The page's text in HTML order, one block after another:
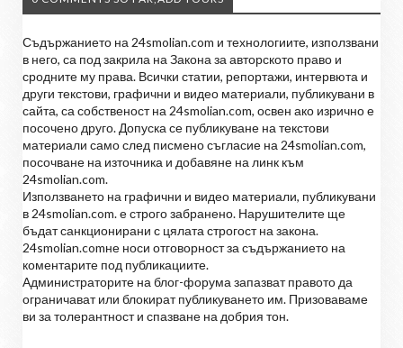
Съдържанието на 24smolian.com и технологиите, използвани
в него, са под закрила на Закона за авторското право и
сродните му права. Всички статии, репортажи, интервюта и
други текстови, графични и видео материали, публикувани в
сайта, са собственост на 24smolian.com, освен ако изрично е
посочено друго. Допуска се публикуване на текстови
материали само след писмено съгласие на 24smolian.com,
посочване на източника и добавяне на линк към
24smolian.com.
Използването на графични и видео материали, публикувани
в 24smolian.com. е строго забранено. Нарушителите ще
бъдат санкционирани с цялата строгост на закона.
24smolian.comне носи отговорност за съдържанието на
коментарите под публикациите.
Администраторите на блог-форума запазват правото да
ограничават или блокират публикуването им. Призоваваме
ви за толерантност и спазване на добрия тон.